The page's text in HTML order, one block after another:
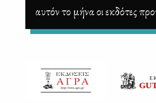
αυτόν το μήνα οι εκδότες